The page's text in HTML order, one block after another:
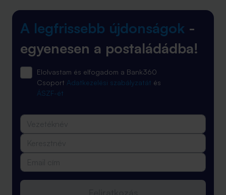
A legfrissebb újdonságok -
egyenesen a postaládádba!
Elolvastam és elfogadom a Bank360
Csoport Adatkezelési szabályzatát és
ÁSZF-ét